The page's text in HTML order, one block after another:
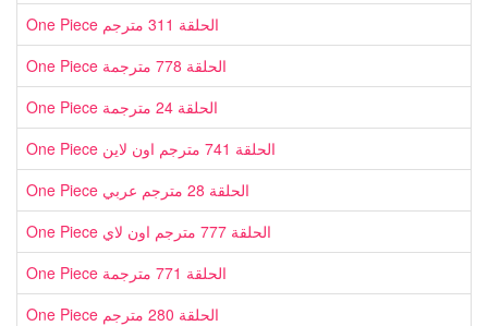
One Piece الحلقة 311 مترجم
One Piece الحلقة 778 مترجمة
One Piece الحلقة 24 مترجمة
One Piece الحلقة 741 مترجم اون لاين
One Piece الحلقة 28 مترجم عربي
One Piece الحلقة 777 مترجم اون لاي
One Piece الحلقة 771 مترجمة
One Piece الحلقة 280 مترجم